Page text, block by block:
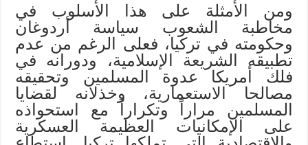
ومن الأمثلة على هذا الأسلوب في
مخاطبة الشعوب سياسة أردوغان
وحكومته في تركيا، فعلى الرغم من عدم
تطبيقه الشريعة الإسلامية، ودورانه في
فلك أمريكا عدوة المسلمين وتحقيقه
مصالحا الاستعمارية، وخذلانه لقضايا
المسلمين مراراً وتكراراً مع استحواذه
على الإمكانيات العظيمة العسكرية